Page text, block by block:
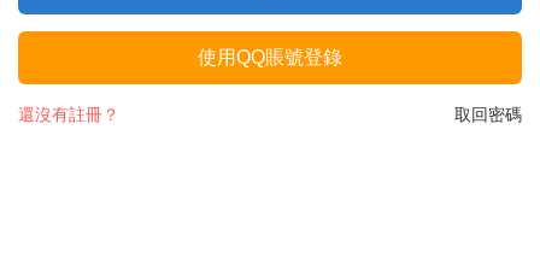
使用QQ賬號登錄
取回密碼
還沒有註冊？